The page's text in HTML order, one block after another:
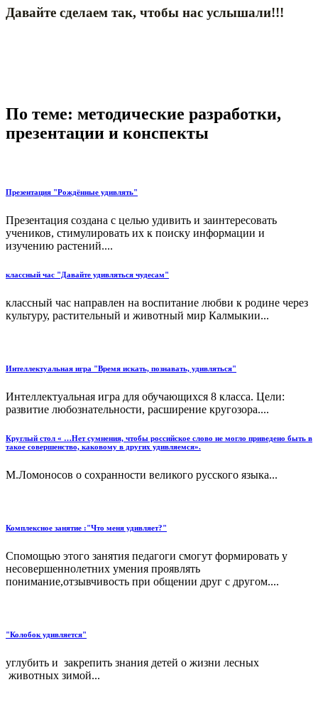
Давайте сделаем так, чтобы нас услышали!!!
По теме: методические разработки,
презентации и конспекты
Презентация "Рождённые удивлять"
Презентация создана с целью удивить и заинтересовать
учеников, стимулировать их к поиску информации и
изучению растений....
классный час "Давайте удивляться чудесам"
классный час направлен на воспитание любви к родине через
культуру, растительный и животный мир Калмыкии...
Интеллектуальная игра "Время искать, познавать, удивляться"
Интеллектуальная игра для обучающихся 8 класса. Цели:
развитие любознательности, расширение кругозора....
Круглый стол « …Нет сумнения, чтобы российское слово не могло приведено быть в
такое совершенство, каковому в других удивляемся».
М.Ломоносов о сохранности великого русского языка...
Комплексное занятие :"Что меня удивляет?"
Спомощью этого занятия педагоги смогут формировать у
несовершеннолетних умения проявлять
понимание,отзывчивость при общении друг с другом....
"Колобок удивляется"
углубить и закрепить знания детей о жизни лесных
животных зимой...